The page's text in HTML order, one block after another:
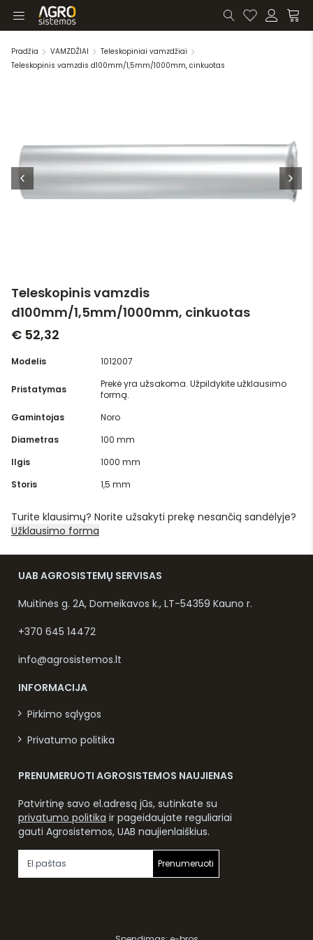
Pradžia VAMZDŽIAI
Teleskopiniai vamzdžiai
Teleskopinis vamzdis d100mm/1,5mm/1000mm, cinkuotas
Teleskopinis vamzdis
d100mm/1,5mm/1000mm, cinkuotas
€ 52,32
Modelis 1012007
Pristatymas
Prekė yra užsakoma. Užpildykite užklausimo
formą.
Gamintojas
Noro
Diametras
100 mm
Ilgis
1000 mm
Storis
1,5 mm
Turite klausimų? Norite užsakyti prekę nesančią sandėlyje?
Užklausimo forma
UAB AGROSISTEMŲ SERVISAS
Muitinės g. 2A, Domeikavos k., LT-54359 Kauno r.
+370 645 14472
info@agrosistemos.lt
INFORMACIJA
Pirkimo sąlygos
Privatumo politika
PRENUMERUOTI AGROSISTEMOS NAUJIENAS
Patvirtinę savo el.adresą jūs, sutinkate su
privatumo politika ir pageidaujate reguliariai
gauti Agrosistemos, UAB naujienlaiškius.
Prenumeruoti